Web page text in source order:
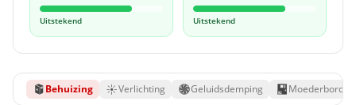
Uitstekend Uitstekend
Behuizing Verlichting Geluidsdemping Moederbord